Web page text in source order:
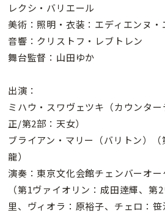
レクシ・バリエール
美術：照明・衣装：エディエンヌ
音響：クリストフ・レブトレン
舞台監督：山田ゆか
出演：
ミハウ・スワヴェツキ（カウンタ
正/第2部：天女）
ブライアン・マリー（バリトン）
龍）
演奏：東京文化会館チェンバーオー
（第1ヴァイオリン：成田逹輝、第
里、ヴィオラ：原裕子、チェロ：